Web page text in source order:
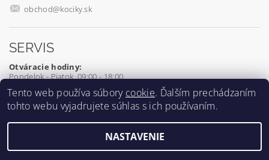
obchod@kociky.sk
SERVIS
Otváracie hodiny:
Pondelok - Piatok 09:00 - 18:00
0905 539 927
2026 ©Kociky.sk, všetky práva vyhradené
Tento web používa súbory cookie. Ďalším prechádzaním
tohto webu vyjadrujete súhlas s ich používaním.
NASTAVENIE